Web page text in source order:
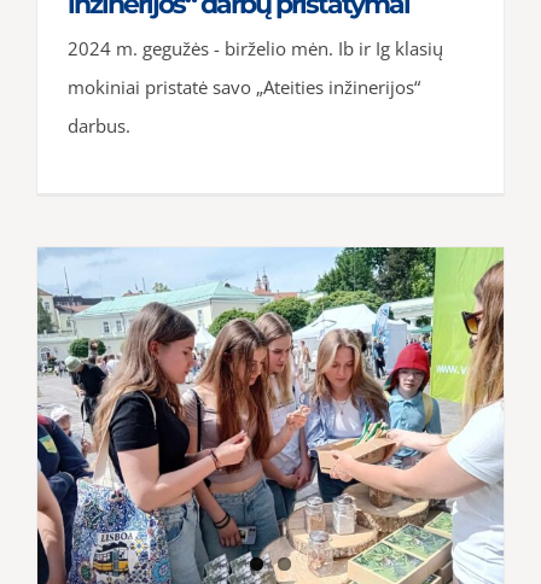
2024 m. gegužės - birželio mėn. Ib ir Ig klasių
mokiniai pristatė savo „Ateities inžinerijos“
darbus.